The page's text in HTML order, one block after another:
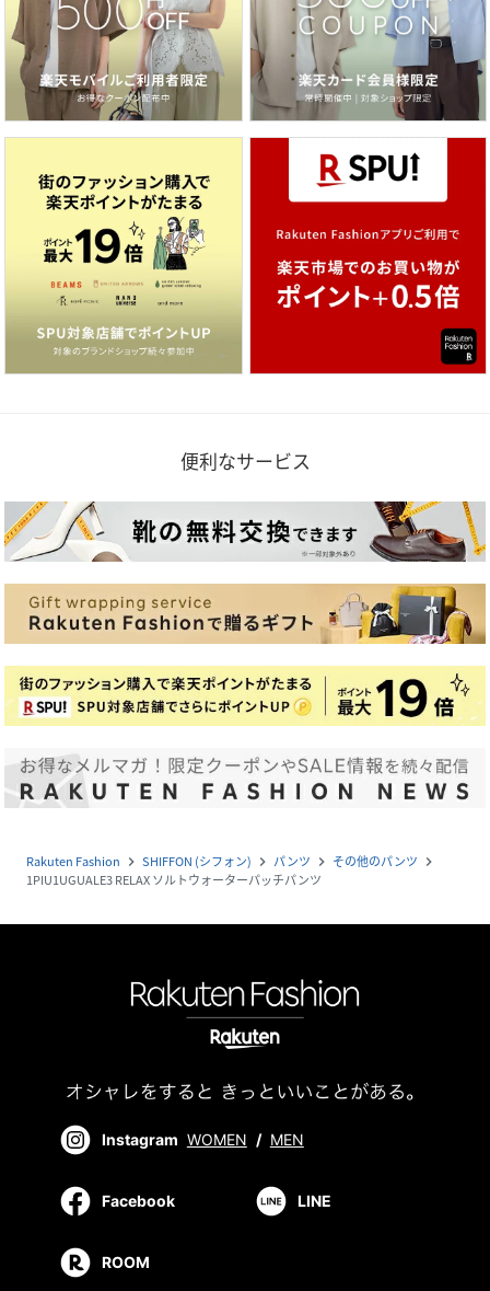
便利なサービス
Rakuten Fashion navigate_next SHIFFON (シフォン) navigate_next パンツ navigate_next その他のパンツ navigate_next
1PIU1UGUALE3 RELAX ソルトウォーターパッチパンツ
Instagram WOMEN / MEN
Facebook LINE
ROOM